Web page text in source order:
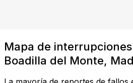
Mapa de
Boadilla del Monte,